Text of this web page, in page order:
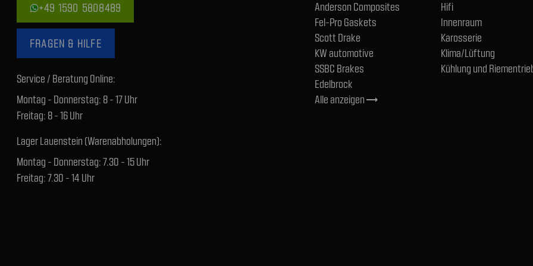
+49 1590 5808489
FRAGEN & HILFE
Service / Beratung Online:
Montag - Donnerstag: 8 - 17 Uhr
Freitag: 8 - 16 Uhr
Lager Lauenstein (Warenabholungen):
Montag - Donnerstag: 7.30 - 15 Uhr
Freitag: 7.30 - 14 Uhr
Anderson Composites
Fel-Pro Gaskets
Scott Drake
KW automotive
SSBC Brakes
Edelbrock
Alle anzeigentrending_flat
Hifi
Innenraum
Karosserie
Klima/Lüftung
Kühlung und